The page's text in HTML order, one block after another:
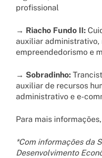
profissional
→ Riacho Fundo II:
auxiliar administrativo,
empreendedorismo e
→ Sobradinho:
auxiliar de recursos
administrativo e e-
Para mais
*Com informações da
Desenvolvimento